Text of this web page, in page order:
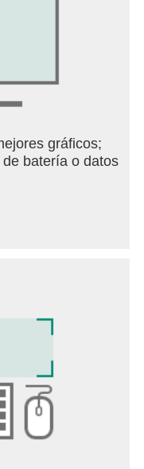
gráficos;
batería o datos